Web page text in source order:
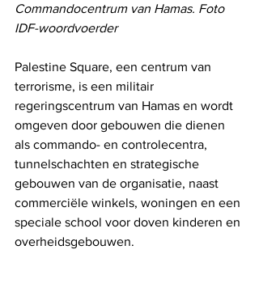
Commandocentrum van Hamas. Foto
IDF-woordvoerder
Palestine Square, een centrum van
terrorisme, is een militair
regeringscentrum van Hamas en wordt
omgeven door gebouwen die dienen
als commando- en controlecentra,
tunnelschachten en strategische
gebouwen van de organisatie, naast
commerciële winkels, woningen en een
speciale school voor doven kinderen en
overheidsgebouwen.